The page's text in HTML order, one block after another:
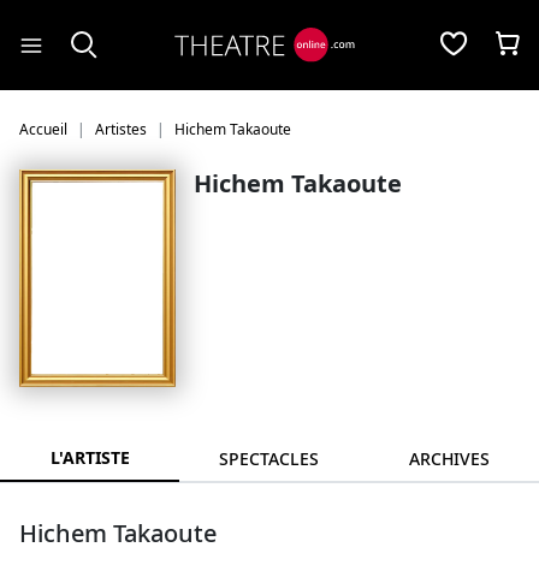
Accueil Artistes Hichem Takaoute
Hichem Takaoute
L'ARTISTE SPECTACLES ARCHIVES
Hichem Takaoute